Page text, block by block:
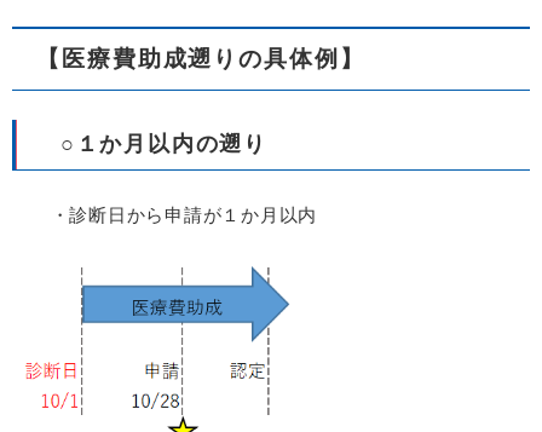
【医療費助成遡りの具体例】
○１か月以内の遡り
・診断日から申請が１か月以内